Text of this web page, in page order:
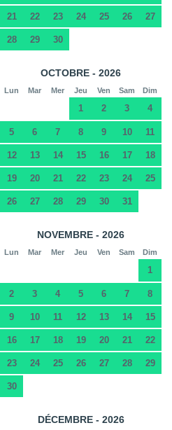
21 22 23 24 25 26 27
28 29 30
OCTOBRE - 2026
Lun Mar Mer Jeu Ven Sam Dim
1 2 3 4
5 6 7 8 9 10 11
12 13 14 15 16 17 18
19 20 21 22 23 24 25
26 27 28 29 30 31
NOVEMBRE - 2026
Lun Mar Mer Jeu Ven Sam Dim
1
2 3 4 5 6 7 8
9 10 11 12 13 14 15
16 17 18 19 20 21 22
23 24 25 26 27 28 29
30
DÉCEMBRE - 2026